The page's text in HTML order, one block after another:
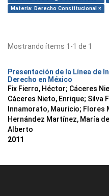
Materia: Derecho Constitucional ×
Mostrando ítems 1-1 de 1
Presentación de la Línea de
Derecho en México
Fix Fierro, Héctor; Cáceres
Cáceres Nieto, Enrique; Silva
Innamorato, Mauricio; Flores
Hernández Martínez, María
Alberto
2011